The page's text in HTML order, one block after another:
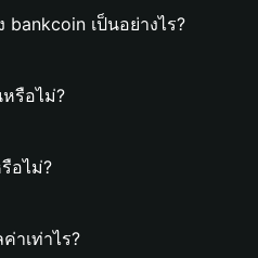
เป็นอย่างไร?
รือไม่?
อไม่?
าเท่าไร?